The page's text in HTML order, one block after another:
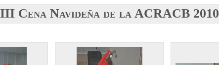
III Cena Navideña de la ACRACB 2010